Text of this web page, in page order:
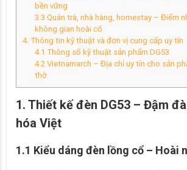
bền vững
3.3 Quán trà, nhà hàng, homestay – Điểm
không gian hoài cổ
4. Thông tin kỹ thuật và đơn vị cung cấp uy tín
4.1 Thông số kỹ thuật sản phẩm DG53
4.2 Vietnamarch – Địa chỉ uy tín cho sản
thờ
1. Thiết kế đèn DG53 – Đậm
hóa Việt
1.1 Kiểu dáng đèn lồng cổ – Hoài